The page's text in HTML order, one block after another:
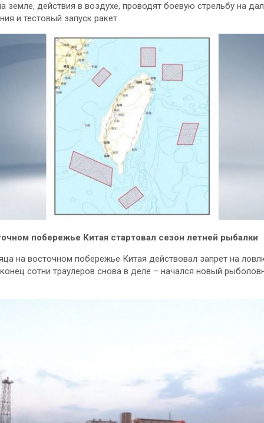
земле, действия в воздухе, проводят боевую стрельбу на
и тестовый запуск ракет.
побережье Китая стартовал сезон летней рыбалки
на восточном побережье Китая действовал запрет на
сотни траулеров снова в деле – начался новый